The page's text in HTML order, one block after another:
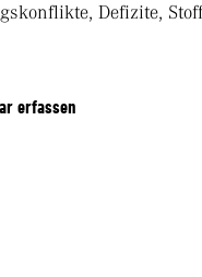
Defizite,
erfassen